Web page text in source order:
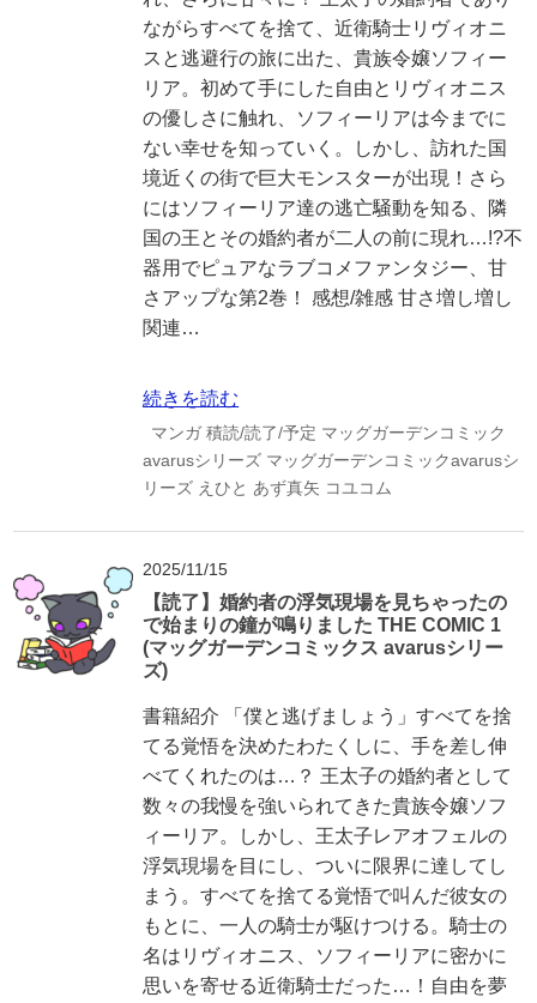
ながらすべてを捨て、近衛騎士リヴィオニ
スと逃避行の旅に出た、貴族令嬢ソフィー
リア。初めて手にした自由とリヴィオニス
の優しさに触れ、ソフィーリアは今までに
ない幸せを知っていく。しかし、訪れた国
境近くの街で巨大モンスターが出現！さら
にはソフィーリア達の逃亡騒動を知る、隣
国の王とその婚約者が二人の前に現れ…!?不
器用でピュアなラブコメファンタジー、甘
さアップな第2巻！ 感想/雑感 甘さ増し増し
関連…
続きを読む
マンガ 積読/読了/予定 マッグガーデンコミック
avarusシリーズ マッグガーデンコミックavarusシ
リーズ えひと あず真矢 コユコム
2025/11/15
【読了】婚約者の浮気現場を見ちゃったの
で始まりの鐘が鳴りました THE COMIC 1
(マッグガーデンコミックス avarusシリー
ズ)
書籍紹介 「僕と逃げましょう」すべてを捨
てる覚悟を決めたわたくしに、手を差し伸
べてくれたのは…？ 王太子の婚約者として
数々の我慢を強いられてきた貴族令嬢ソフ
ィーリア。しかし、王太子レアオフェルの
浮気現場を目にし、ついに限界に達してし
まう。すべてを捨てる覚悟で叫んだ彼女の
もとに、一人の騎士が駆けつける。騎士の
名はリヴィオニス、ソフィーリアに密かに
思いを寄せる近衛騎士だった…！自由を夢